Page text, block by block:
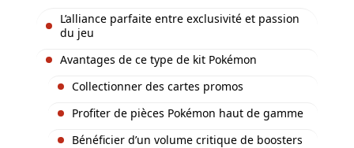
L’alliance parfaite entre exclusivité et passion
du jeu
Avantages de ce type de kit Pokémon
Collectionner des cartes promos
Profiter de pièces Pokémon haut de gamme
Bénéficier d’un volume critique de boosters